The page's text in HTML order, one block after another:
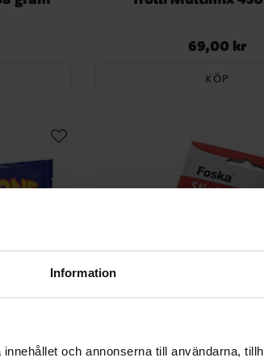
Information
och annonserna till användarna,
Pris:69,00 kr
69,00 kr
KÖP